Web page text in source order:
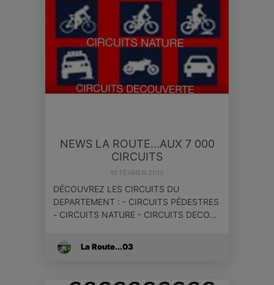
NEWS LA ROUTE...AUX 7 000
CIRCUITS
10 FÉVRIER 2015
DÉCOUVREZ LES CIRCUITS DU
DEPARTEMENT : - CIRCUITS PÉDESTRES
- CIRCUITS NATURE - CIRCUITS DECO…
La Route...03